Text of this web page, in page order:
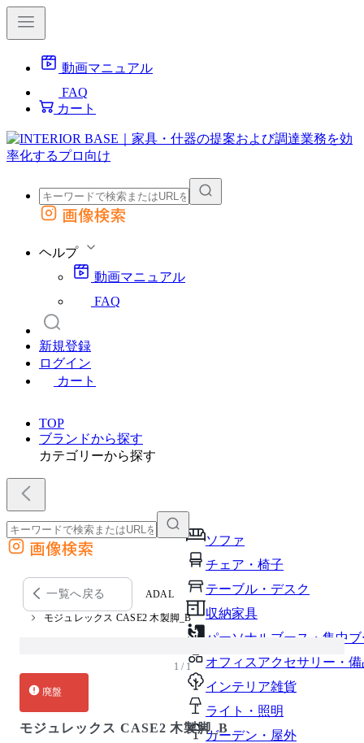
動画マニュアル
FAQ
カート
外部サイトの商品をカートに追加
画像検索
ヘルプ
動画マニュアル
FAQ
新規登録
ログイン
カート
TOP
ブランドから探す
カテゴリーから探す
ソファ
チェア・椅子
テーブル・デスク
収納家具
パーソナルブース・集中
オフィスアクセサリー・備
インテリア雑貨
ライト・照明
ガーデン・屋外
外部サイトの商品をカートに追加
他のサイトで見つけた商品ページのURLを貼り付けて、カートに追加できます
画像検索
一覧へ戻る ADAL
モジュレックス CASE2 木製脚_B
1 / 1
廃盤
モジュレックス CASE2 木製脚_B